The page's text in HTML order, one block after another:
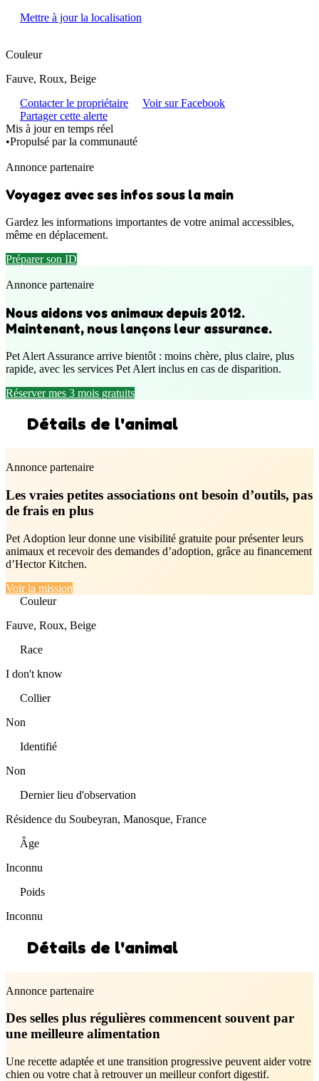
Mettre à jour la localisation
Couleur
Fauve, Roux, Beige
Contacter le propriétaire
Voir sur Facebook
Partager cette alerte
Mis à jour en temps réel
•Propulsé par la communauté
Annonce partenaire
Voyagez avec ses infos sous la main
Gardez les informations importantes de votre animal accessibles,
même en déplacement.
Préparer son ID
Annonce partenaire
Nous aidons vos animaux depuis 2012.
Maintenant, nous lançons leur assurance.
Pet Alert Assurance arrive bientôt : moins chère, plus claire, plus
rapide, avec les services Pet Alert inclus en cas de disparition.
Réserver mes 3 mois gratuits
Détails de l'animal
Annonce partenaire
Les vraies petites associations ont besoin d’outils, pas
de frais en plus
Pet Adoption leur donne une visibilité gratuite pour présenter leurs
animaux et recevoir des demandes d’adoption, grâce au financement
d’Hector Kitchen.
Voir la mission
Couleur
Fauve, Roux, Beige
Race
I don't know
Collier
Non
Identifié
Non
Dernier lieu d'observation
Résidence du Soubeyran, Manosque, France
Âge
Inconnu
Poids
Inconnu
Détails de l'animal
Annonce partenaire
Des selles plus régulières commencent souvent par
une meilleure alimentation
Une recette adaptée et une transition progressive peuvent aider votre
chien ou votre chat à retrouver un meilleur confort digestif.